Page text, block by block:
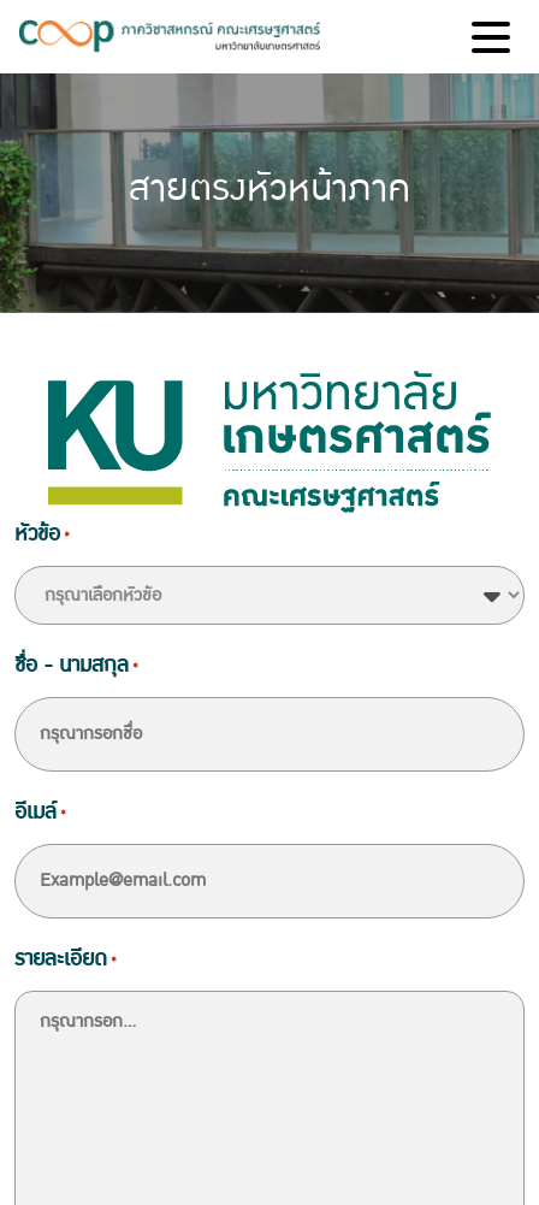
สายตรงหัวหน้าภาค
หัวข้อ*
ชื่อ - นามสกุล*
อีเมล์*
รายละเอียด*